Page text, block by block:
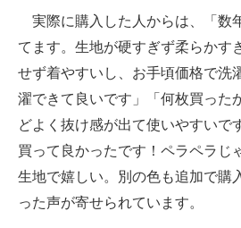
実際に購入した人からは、「数
てます。生地が硬すぎず柔らかす
せず着やすいし、お手頃価格で洗
濯できて良いです」「何枚買った
どよく抜け感が出て使いやすいで
買って良かったです！ペラペラじ
生地で嬉しい。別の色も追加で購
った声が寄せられています。